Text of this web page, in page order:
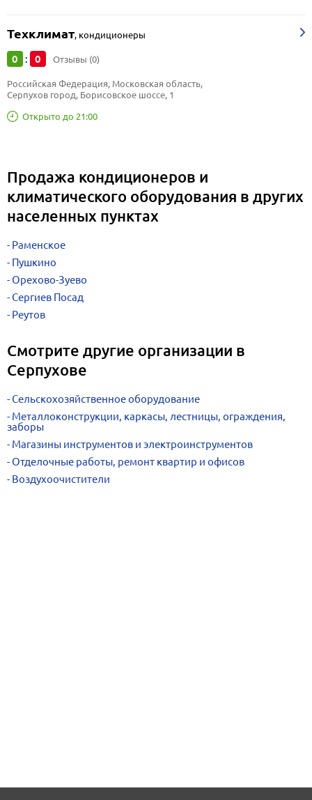
Техклимат, кондиционеры
0 : 0 Отзывы (0)
Открыто до 21:00
Российская Федерация, Московская область,
Серпухов город, Борисовское шоссе, 1
Продажа кондиционеров и
климатического оборудования в других
населенных пунктах
Раменское
Пушкино
Орехово-Зуево
Сергиев Посад
Реутов
Смотрите другие организации в
Серпухове
Сельскохозяйственное оборудование
Металлоконструкции, каркасы, лестницы, ограждения,
заборы
Магазины инструментов и электроинструментов
Отделочные работы, ремонт квартир и офисов
Воздухоочистители